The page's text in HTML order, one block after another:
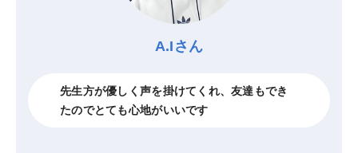
A.Iさん
先生方が優しく声を掛けてくれ、友達もでき
たのでとても心地がいいです